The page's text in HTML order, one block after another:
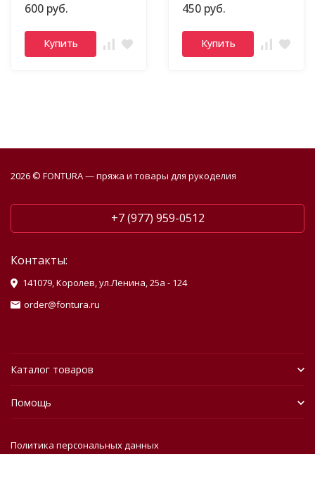
600 руб.
Купить
450 руб.
Купить
2026 © FONTURA — пряжа и товары для рукоделия
+7 (977) 959-0512
Контакты:
141079, Королев, ул.Ленина, 25а - 124
order@fontura.ru
Каталог товаров
Помощь
Политика персональных данных